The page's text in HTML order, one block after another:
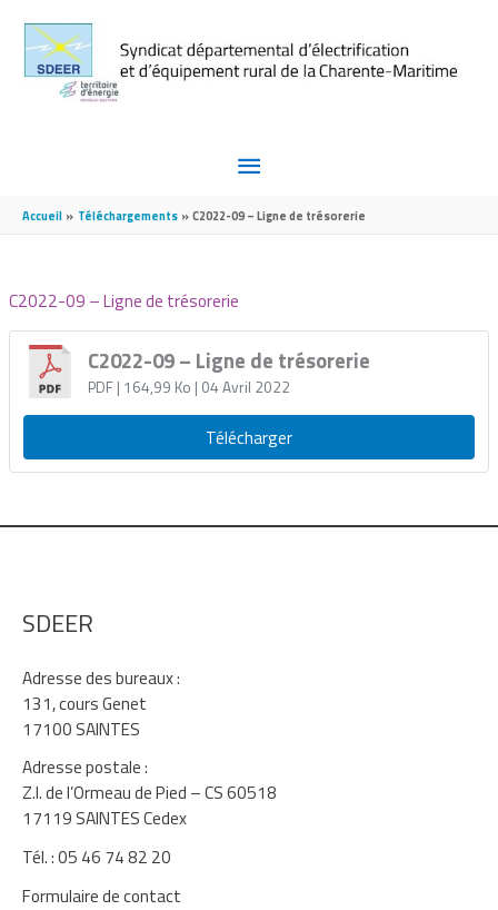
MENU
PRINCIPAL
Accueil Téléchargements C2022-09 – Ligne de trésorerie
C2022-09 – Ligne de trésorerie
C2022-09 – Ligne de trésorerie
PDF| 164,99 Ko | 04 Avril 2022
Télécharger
SDEER
Adresse des bureaux :
131, cours Genet
17100 SAINTES
Adresse postale :
Z.I. de l’Ormeau de Pied – CS 60518
17119 SAINTES Cedex
Tél. : 05 46 74 82 20
Formulaire de contact